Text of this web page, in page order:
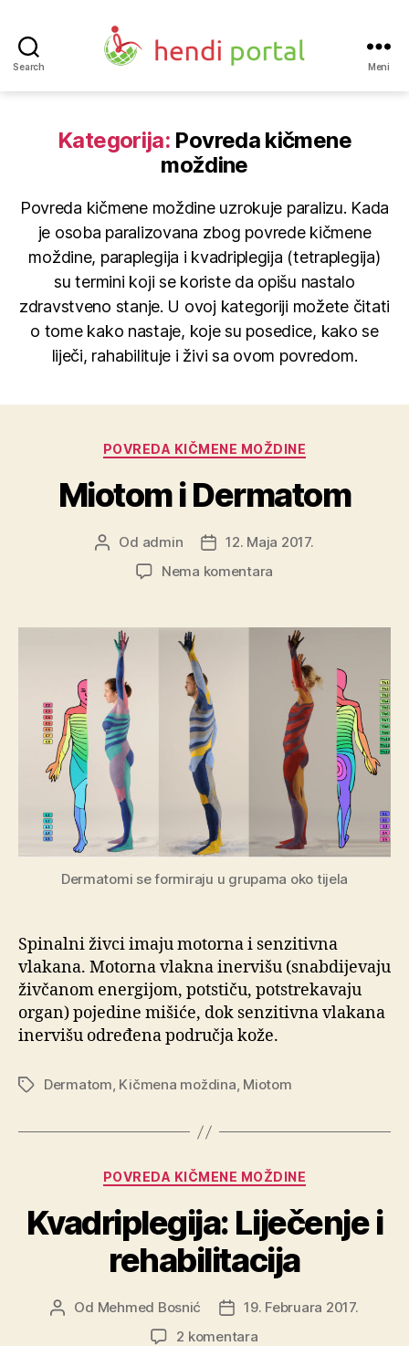
Search
portal
Meni
Kategorija: Povreda kičmene
moždine
Povreda kičmene moždine uzrokuje paralizu. Kada
je osoba paralizovana zbog povrede kičmene
moždine, paraplegija i kvadriplegija (tetraplegija)
su termini koji se koriste da opišu nastalo
zdravstveno stanje. U ovoj kategoriji možete čitati
o tome kako nastaje, koje su posedice, kako se
liječi, rahabilituje i živi sa ovom povredom.
Kategorije
POVREDA KIČMENE MOŽDINE
Miotom i Dermatom
Autor
objave
Od admin
Datum
12. Maja 2017.
Nema komentara
Dermatom
Dermatomi se formiraju u grupama oko tijela
Spinalni živci imaju motorna i senzitivna
vlakana. Motorna vlakna inervišu (snabdijevaju
živčanom energijom, potstiču, potstrekavaju
organ) pojedine mišiće, dok senzitivna vlakana
inervišu određena područja kože.
OznakeDermatom, Kičmena moždina, Miotom
Kategorije
POVREDA KIČMENE MOŽDINE
Kvadriplegija: Liječenje i
rehabilitacija
Autor
Od Mehmed Bosnić
Datum
objave
19. Februara 2017.
2 komentaraza